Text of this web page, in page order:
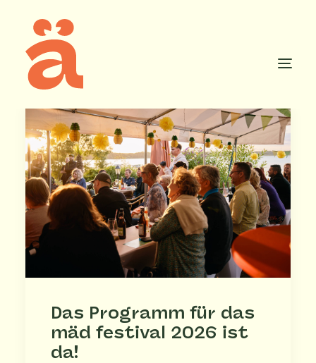
Startseite
Über das mäd festival
Kontakt
info@madfestival.de
Das Programm für das
mäd festival 2026 ist
da!